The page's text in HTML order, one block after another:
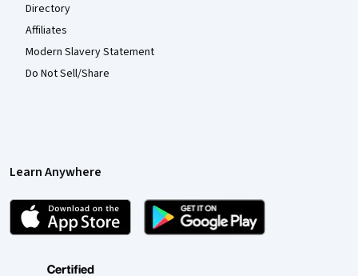
Directory
Affiliates
Modern Slavery Statement
Do Not Sell/Share
Learn Anywhere